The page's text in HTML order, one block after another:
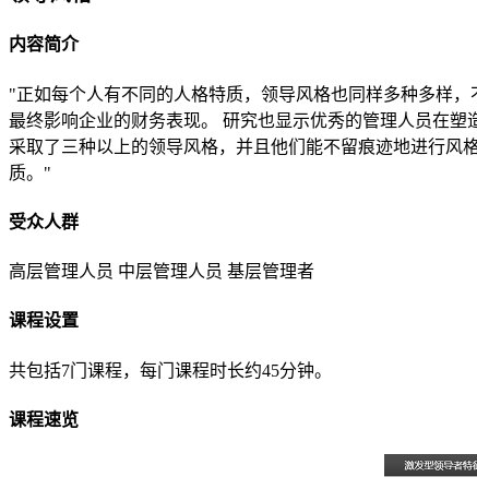
内容简介
"正如每个人有不同的人格特质，领导风格也同样多种多样
最终影响企业的财务表现。 研究也显示优秀的管理人员在
采取了三种以上的领导风格，并且他们能不留痕迹地进行
质。"
受众人群
高层管理人员 中层管理人员 基层管理者
课程设置
共包括7门课程，每门课程时长约45分钟。
课程速览